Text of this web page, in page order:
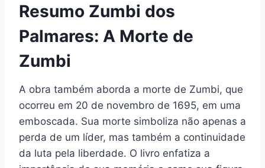
Resumo Zumbi dos
Palmares: A Morte de
Zumbi
A obra também aborda a morte de Zumbi, que
ocorreu em 20 de novembro de 1695, em uma
emboscada. Sua morte simboliza não apenas a
perda de um líder, mas também a continuidade
da luta pela liberdade. O livro enfatiza a